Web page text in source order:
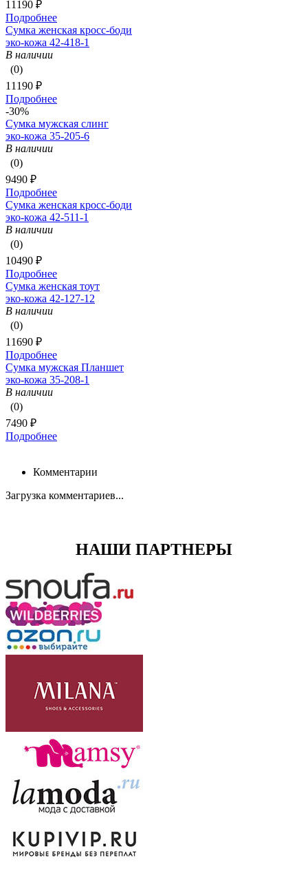
11190 ₽
Подробнее
Сумка женская кросс-боди
эко-кожа 42-418-1
В наличии
(0)
11190 ₽
Подробнее
-30%
Сумка мужская слинг
эко-кожа 35-205-6
В наличии
(0)
9490 ₽
Подробнее
Сумка женская кросс-боди
эко-кожа 42-511-1
В наличии
(0)
10490 ₽
Подробнее
Сумка женская тоут
эко-кожа 42-127-12
В наличии
(0)
11690 ₽
Подробнее
Сумка мужская Планшет
эко-кожа 35-208-1
В наличии
(0)
7490 ₽
Подробнее
Комментарии
Загрузка комментариев...
НАШИ ПАРТНЕРЫ